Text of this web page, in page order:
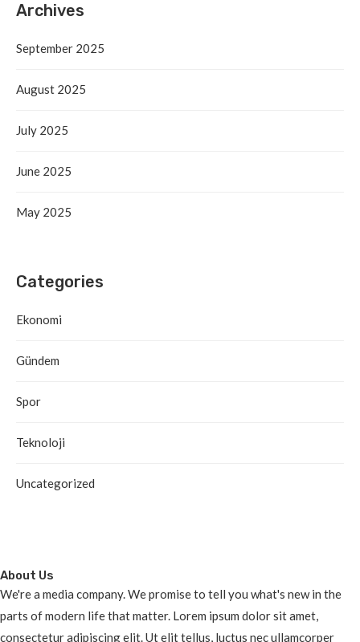
Archives
September 2025
August 2025
July 2025
June 2025
May 2025
Categories
Ekonomi
Gündem
Spor
Teknoloji
Uncategorized
About Us
We're a media company. We promise to tell you what's new in the
parts of modern life that matter. Lorem ipsum dolor sit amet,
consectetur adipiscing elit. Ut elit tellus, luctus nec ullamcorper